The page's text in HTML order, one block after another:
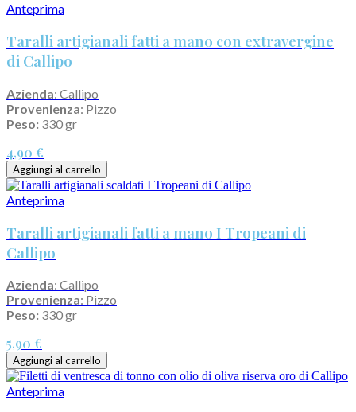
Anteprima
Taralli artigianali fatti a mano con extravergine
di Callipo
Azienda: Callipo
Provenienza: Pizzo
Peso: 330 gr
4,90 €
Aggiungi al carrello
Anteprima
Taralli artigianali fatti a mano I Tropeani di
Callipo
Azienda: Callipo
Provenienza: Pizzo
Peso: 330 gr
5,90 €
Aggiungi al carrello
Anteprima